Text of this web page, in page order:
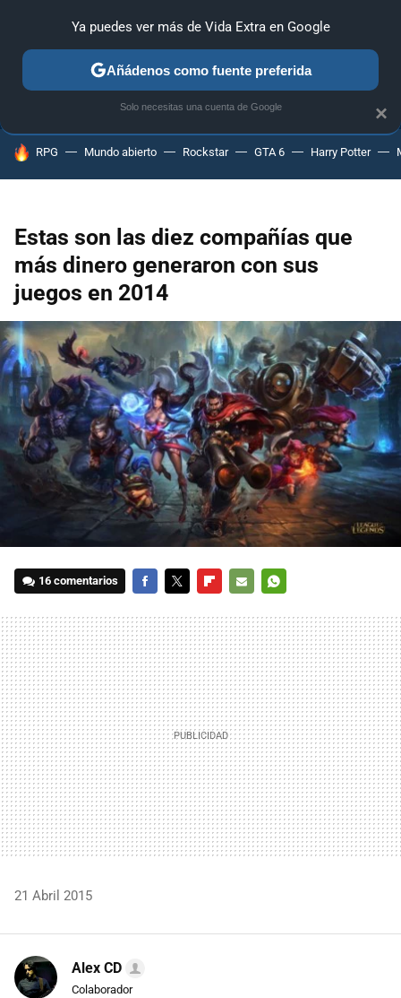
ANÁLISIS GUÍAS Y TRUCOS PC SONY NINTENDO
HOY SE HABLA DE
RPG Mundo abierto Rockstar GTA 6 Harry Potter
Estas son las diez compañías que
más dinero generaron con sus
juegos en 2014
16 comentarios
MAIL
21 Abril 2015
Alex CD
Colaborador
×
Ya puedes ver más de Vida Extra en Google
Añádenos como fuente preferida
Solo necesitas una cuenta de Google